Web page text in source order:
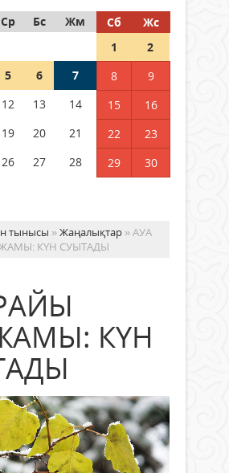
ж. 125
Қазақстан
қалай дауыс бере
Ср Бс Жм Сб
Жс
1
2
5 6 7 8
9
12 13 14 15
16
19 20 21 22
23
26 27 28 29
30
тынысы »Жаңалықтар » АУА
КҮН СУЫТАДЫ
КҮН